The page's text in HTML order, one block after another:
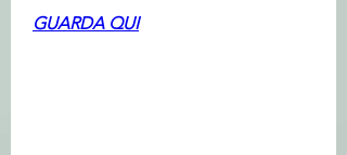
GUARDA QUI